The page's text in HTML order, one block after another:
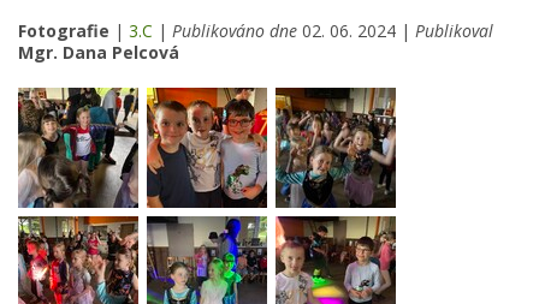
Fotografie | 3.C | Publikováno dne 02. 06. 2024 | Publikoval
Mgr. Dana Pelcová